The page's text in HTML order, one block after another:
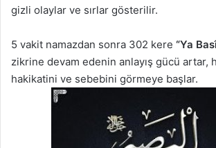
gizli olaylar ve sırlar gösterilir.
5 vakit namazdan sonra 302 kere “Ya
zikrine devam edenin anlayış gücü artar,
hakikatini ve sebebini görmeye başlar.